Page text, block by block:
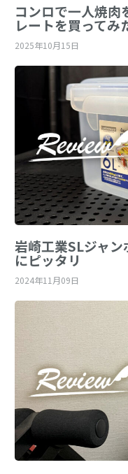
コンロで一人焼肉
レートを買ってみ
2025年10月15日
岩崎工業SLジャ
にピッタリ
2024年11月09日